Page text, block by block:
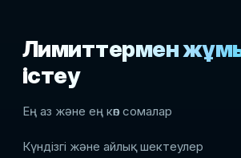
Лимиттермен
істеу
Ең аз және ең көп сомалар
Күндізгі және айлық шектеулер